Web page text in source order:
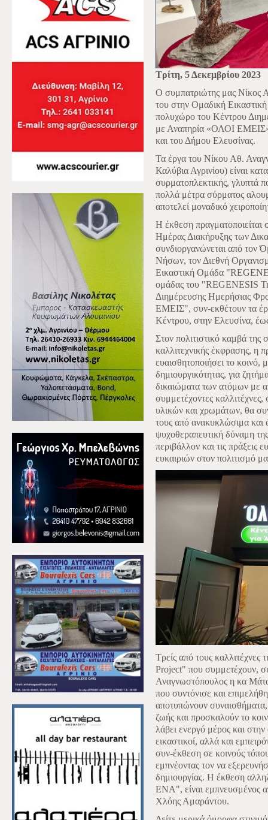
Τρίτη, 5 Δεκεμβρίου 2023
Ο συμπατριώτης μας Νίκος
του στην Ομαδική
πολυχώρο του Κέντρου
με Αναπηρία «ΟΛΟΙ ΕΜΕΙΣ»,
και του Δήμου Ελευσίνας.
Τα έργα του Νίκου Αθ.
Καλύβια Αγρινίου) είναι
συρματοπλεκτικής, γλυπτά
πολλά μέτρα σύρματος
αποτελεί μοναδικό
Η έκθεση πραγματοποιείται
Ημέρας Διακήρυξης των
συνδιοργανώνεται από τον
Νήσων, τον Διεθνή
Εικαστική Ομάδα
ομάδας του "REGENESIS
Διημέρευσης Ημερήσιας
ΕΜΕΙΣ", συν-εκθέτουν τα
Κέντρου, στην Ελευσίνα,
Στον πολιτιστικό καμβά της
καλλιτεχνικής έκφρασης, η
ευαισθητοποιήσει το κοινό,
δημιουργικότητας, για
δικαιώματα των ατόμων με
συμμετέχοντες
υλικών και χρωμάτων, θα
τους από ανακυκλώσιμα και
ψυχοθεραπευτική δύναμη
περιβάλλον και τις πράξεις
ευκαιριών στον πολιτισμό
Τρείς από τους
Project" που συμμετέχουν,
Αναγνωστόπουλος η κα
που συντόνισε και
αποτυπώνουν συναισθήματα,
ζωής και προσκαλούν το
λάβει ενεργό μέρος και
εικαστικοί, αλλά και
συν-έκθεση σε κοινούς
εμπνέοντας τον να
δημιουργίας. Η έκθεση
ΕΝΑ", είναι εμπνευσμένος
Χλόης Αμαράντου.